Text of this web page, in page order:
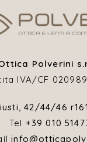
Polverini
IVA/CF
42/44/46 r
Tel +39 010